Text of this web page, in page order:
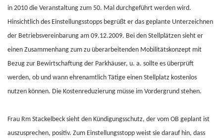
in 2010 die Veranstaltung zum 50. Mal durchgeführt werden wird.
Hinsichtlich des Einstellungsstopps begrüßt er das geplante Unterzeichnen
der Betriebsvereinbarung am 09.12.2009. Bei den Stellplätzen sieht er
einen Zusammenhang zum zu überarbeitenden Mobilitätskonzept mit
Bezug zur Bewirtschaftung der Parkhäuser, u. a. sollte es überprüft
werden, ob und wann ehrenamtlich Tätige einen Stellplatz kostenlos
nutzen können. Die Kostenreduzierung müsse im Vordergrund stehen.
Frau Rm Stackelbeck sieht den Kündigungsschutz, der vom OB geplant ist
auszusprechen, positiv. Zum Einstellungsstopp weist sie darauf hin, dass